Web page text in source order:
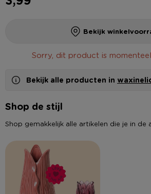
Bekijk
Sorry, dit product is
Bekijk alle producten in
Shop de stijl
Shop gemakkelijk alle artikelen die je in de